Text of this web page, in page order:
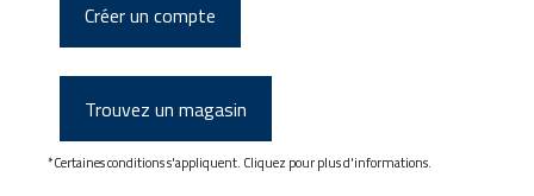
Créer un compte
Trouvez un magasin
*Certaines conditions s'appliquent. Cliquez pour plus d'informations.